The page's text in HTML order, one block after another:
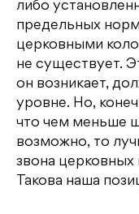
либо
предельных
церковными
не существует.
он возникает,
уровне. Но,
что чем меньше
возможно, то
звона церковных
Такова наша